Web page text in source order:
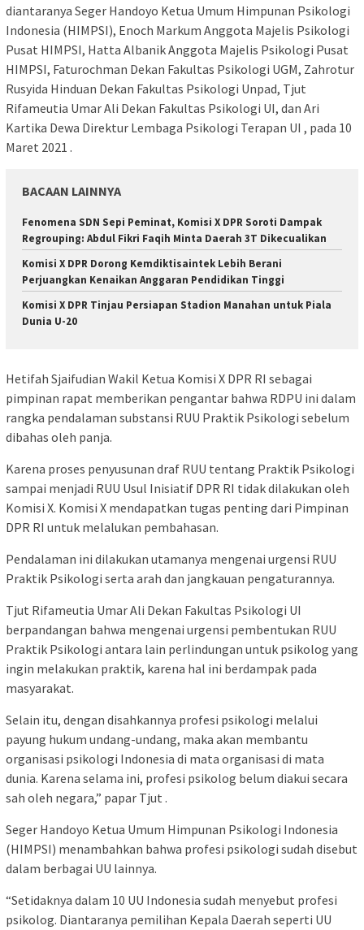
diantaranya Seger Handoyo Ketua Umum Himpunan Psikologi
Indonesia (HIMPSI), Enoch Markum Anggota Majelis Psikologi
Pusat HIMPSI, Hatta Albanik Anggota Majelis Psikologi Pusat
HIMPSI, Faturochman Dekan Fakultas Psikologi UGM, Zahrotur
Rusyida Hinduan Dekan Fakultas Psikologi Unpad, Tjut
Rifameutia Umar Ali Dekan Fakultas Psikologi UI, dan Ari
Kartika Dewa Direktur Lembaga Psikologi Terapan UI , pada 10
Maret 2021 .
BACAAN LAINNYA
Fenomena SDN Sepi Peminat, Komisi X DPR Soroti Dampak
Regrouping: Abdul Fikri Faqih Minta Daerah 3T Dikecualikan
Komisi X DPR Dorong Kemdiktisaintek Lebih Berani
Perjuangkan Kenaikan Anggaran Pendidikan Tinggi
Komisi X DPR Tinjau Persiapan Stadion Manahan untuk Piala
Dunia U-20
Hetifah Sjaifudian Wakil Ketua Komisi X DPR RI sebagai
pimpinan rapat memberikan pengantar bahwa RDPU ini dalam
rangka pendalaman substansi RUU Praktik Psikologi sebelum
dibahas oleh panja.
Karena proses penyusunan draf RUU tentang Praktik Psikologi
sampai menjadi RUU Usul Inisiatif DPR RI tidak dilakukan oleh
Komisi X. Komisi X mendapatkan tugas penting dari Pimpinan
DPR RI untuk melalukan pembahasan.
Pendalaman ini dilakukan utamanya mengenai urgensi RUU
Praktik Psikologi serta arah dan jangkauan pengaturannya.
Tjut Rifameutia Umar Ali Dekan Fakultas Psikologi UI
berpandangan bahwa mengenai urgensi pembentukan RUU
Praktik Psikologi antara lain perlindungan untuk psikolog yang
ingin melakukan praktik, karena hal ini berdampak pada
masyarakat.
Selain itu, dengan disahkannya profesi psikologi melalui
payung hukum undang-undang, maka akan membantu
organisasi psikologi Indonesia di mata organisasi di mata
dunia. Karena selama ini, profesi psikolog belum diakui secara
sah oleh negara,” papar Tjut .
Seger Handoyo Ketua Umum Himpunan Psikologi Indonesia
(HIMPSI) menambahkan bahwa profesi psikologi sudah disebut
dalam berbagai UU lainnya.
“Setidaknya dalam 10 UU Indonesia sudah menyebut profesi
psikolog. Diantaranya pemilihan Kepala Daerah seperti UU